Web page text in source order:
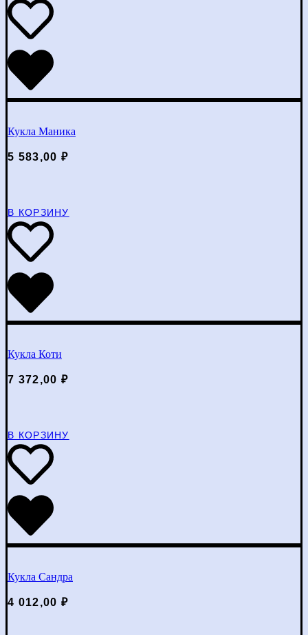
Кукла Маника
5 583,00 ₽
В КОРЗИНУ
Кукла Коти
7 372,00 ₽
В КОРЗИНУ
Кукла Сандра
4 012,00 ₽